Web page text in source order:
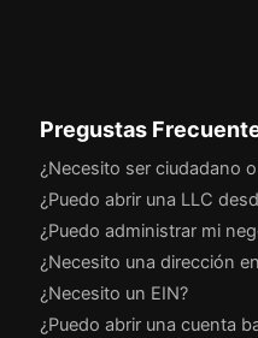
Pregustas
¿Necesito ser ciudadano
¿Puedo abrir una LLC
¿Puedo administrar mi
¿Necesito una dirección
¿Necesito un EIN?
¿Puedo abrir una cuenta